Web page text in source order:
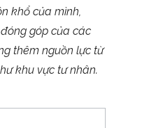
khổ của mình,
góp của các
thêm nguồn lực từ
khu vực tư nhân.